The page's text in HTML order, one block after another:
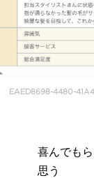
EAED8698-4480-
喜んでも
思う